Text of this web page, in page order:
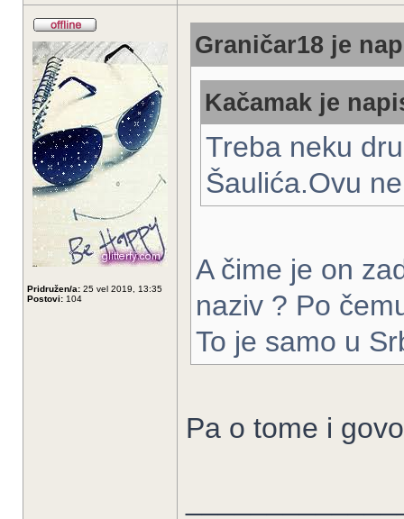
Pridružen/a: 25 vel 2019, 13:35
Postovi: 104
Graničar18 je
Kačamak je
Treba neku
Šaulića.Ovu
A čime je on
naziv ? Po
To je samo u
Pa o tome i